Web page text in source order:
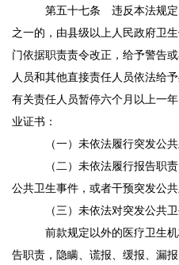
第五十七条 违反本法规定
之一的，由县级以上人民政府卫
门依据职责责令改正，给予警告
人员和其他直接责任人员依法给
有关责任人员暂停六个月以上一
业证书：
（一）未依法履行突发公
（二）未依法履行报告职
公共卫生事件，或者干预突发公共
（三）未依法对突发公共
前款规定以外的医疗卫生
告职责，隐瞒、谎报、缓报、漏